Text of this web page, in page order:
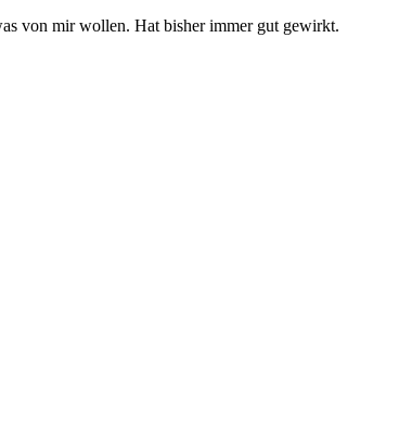
von mir wollen. Hat bisher immer gut gewirkt.